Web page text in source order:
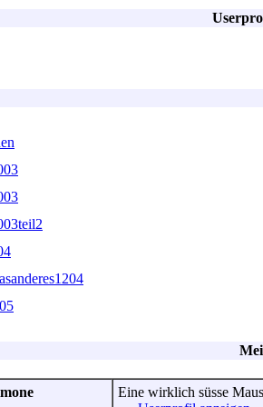
Eine wirklich süsse